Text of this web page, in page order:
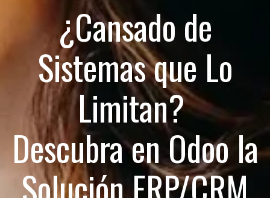
¿Cansado de
Sistemas que Lo
Limitan?
Descubra en Odoo la
Solución ERP/CRM